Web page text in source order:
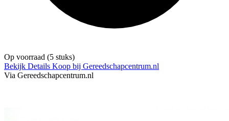
Op voorraad (5 stuks)
Bekijk Details Koop bij Gereedschapcentrum.nl
Via Gereedschapcentrum.nl